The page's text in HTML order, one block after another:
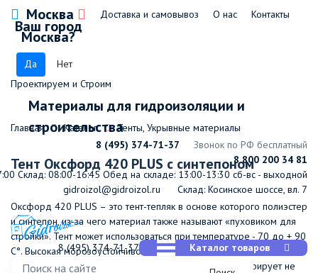
Москва
Ваш город
Москва?
Да Нет
Доставка и самовывоз О нас Контакты
Проектируем и Строим
Материалы для гидроизоляции и
строительства
8 (495) 374-71-37
Звонок по РФ бесплатный
8 800 200 34 81
Склад: 08:00-16:45 Обед на складе: 13:00-13:30 сб-вс - выходной
gidroizol@gidroizol.ru
Склад: Косинское шоссе, вл. 7
8 (495) 374-71-37
Каталог товаров
Главная Каталог Тенты, Укрывные материалы
Тент Оксфорд 420 PLUS с синтепоном
Оксфорд 420 PLUS – это тент-тепляк в основе которого полиэстер
и синтепон, из-за чего материал также называют «пуховиком для
стройки». Тент может использоваться при температуре - 70 до + 90
С°. Высокая морозоустойчивость достигается благодаря
использованию синтепона плотностью 200. Он демонстрирует не